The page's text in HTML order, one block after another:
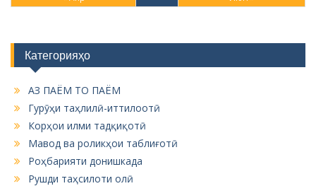
Категорияҳо
АЗ ПАЁМ ТО ПАЁМ
Гурӯҳи таҳлилӣ-иттилоотӣ
Корҳои илми тадқиқотӣ
Мавод ва роликҳои таблиғотӣ
Роҳбарияти донишкада
Рушди таҳсилоти олӣ